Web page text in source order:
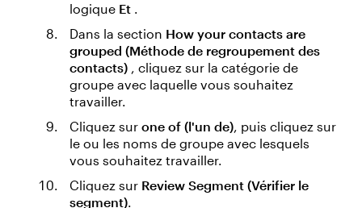
logique Et .
Dans la section How your contacts are
grouped (Méthode de regroupement des
contacts) , cliquez sur la catégorie de
groupe avec laquelle vous souhaitez
travailler.
Cliquez sur one of (l'un de), puis cliquez sur
le ou les noms de groupe avec lesquels
vous souhaitez travailler.
Cliquez sur Review Segment (Vérifier le
segment).